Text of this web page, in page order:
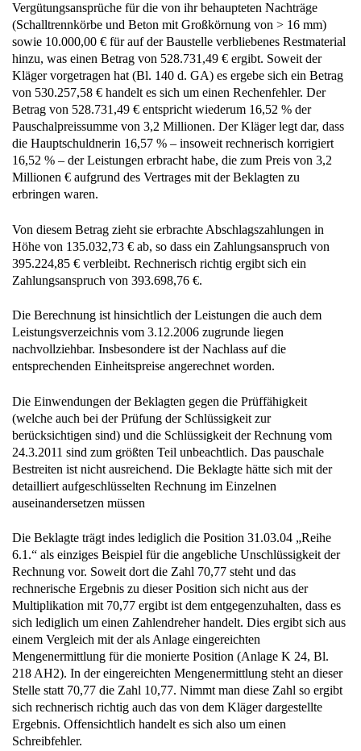
Vergütungsansprüche für die von ihr behaupteten Nachträge
(Schalltrennkörbe und Beton mit Großkörnung von > 16 mm)
sowie 10.000,00 € für auf der Baustelle verbliebenes Restmaterial
hinzu, was einen Betrag von 528.731,49 € ergibt. Soweit der
Kläger vorgetragen hat (Bl. 140 d. GA) es ergebe sich ein Betrag
von 530.257,58 € handelt es sich um einen Rechenfehler. Der
Betrag von 528.731,49 € entspricht wiederum 16,52 % der
Pauschalpreissumme von 3,2 Millionen. Der Kläger legt dar, dass
die Hauptschuldnerin 16,57 % – insoweit rechnerisch korrigiert
16,52 % – der Leistungen erbracht habe, die zum Preis von 3,2
Millionen € aufgrund des Vertrages mit der Beklagten zu
erbringen waren.
Von diesem Betrag zieht sie erbrachte Abschlagszahlungen in
Höhe von 135.032,73 € ab, so dass ein Zahlungsanspruch von
395.224,85 € verbleibt. Rechnerisch richtig ergibt sich ein
Zahlungsanspruch von 393.698,76 €.
Die Berechnung ist hinsichtlich der Leistungen die auch dem
Leistungsverzeichnis vom 3.12.2006 zugrunde liegen
nachvollziehbar. Insbesondere ist der Nachlass auf die
entsprechenden Einheitspreise angerechnet worden.
Die Einwendungen der Beklagten gegen die Prüffähigkeit
(welche auch bei der Prüfung der Schlüssigkeit zur
berücksichtigen sind) und die Schlüssigkeit der Rechnung vom
24.3.2011 sind zum größten Teil unbeachtlich. Das pauschale
Bestreiten ist nicht ausreichend. Die Beklagte hätte sich mit der
detailliert aufgeschlüsselten Rechnung im Einzelnen
auseinandersetzen müssen
Die Beklagte trägt indes lediglich die Position 31.03.04 „Reihe
6.1.“ als einziges Beispiel für die angebliche Unschlüssigkeit der
Rechnung vor. Soweit dort die Zahl 70,77 steht und das
rechnerische Ergebnis zu dieser Position sich nicht aus der
Multiplikation mit 70,77 ergibt ist dem entgegenzuhalten, dass es
sich lediglich um einen Zahlendreher handelt. Dies ergibt sich aus
einem Vergleich mit der als Anlage eingereichten
Mengenermittlung für die monierte Position (Anlage K 24, Bl.
218 AH2). In der eingereichten Mengenermittlung steht an dieser
Stelle statt 70,77 die Zahl 10,77. Nimmt man diese Zahl so ergibt
sich rechnerisch richtig auch das von dem Kläger dargestellte
Ergebnis. Offensichtlich handelt es sich also um einen
Schreibfehler.